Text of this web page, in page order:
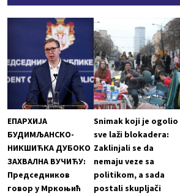
ЕПАРХИЈА
БУДИМЉАНСКО-
НИКШИЋКА ДУБОКО
ЗАХВАЛНА ВУЧИЋУ:
Председников
говор у Мркоњић
Snimak koji je ogolio
sve laži blokadera:
Zaklinjali se da
nemaju veze sa
politikom, a sada
postali skupljači